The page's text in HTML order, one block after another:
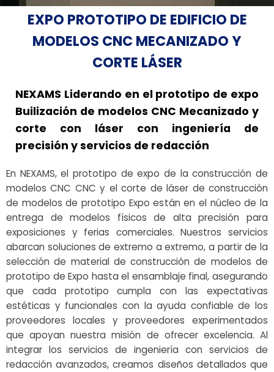
EXPO PROTOTIPO DE EDIFICIO DE
MODELOS CNC MECANIZADO Y
CORTE LÁSER
NEXAMS Liderando en el prototipo de expo
Builización de modelos CNC Mecanizado y
corte con láser con ingeniería de
precisión y servicios de redacción
En NEXAMS, el prototipo de expo de la construcción de
modelos CNC CNC y el corte de láser de construcción
de modelos de prototipo Expo están en el núcleo de la
entrega de modelos físicos de alta precisión para
exposiciones y ferias comerciales. Nuestros servicios
abarcan soluciones de extremo a extremo, a partir de la
selección de material de construcción de modelos de
prototipo de Expo hasta el ensamblaje final, asegurando
que cada prototipo cumpla con las expectativas
estéticas y funcionales con la ayuda confiable de los
proveedores locales y proveedores experimentados
que apoyan nuestra misión de ofrecer excelencia. Al
integrar los servicios de ingeniería con servicios de
redacción avanzados, creamos diseños detallados que